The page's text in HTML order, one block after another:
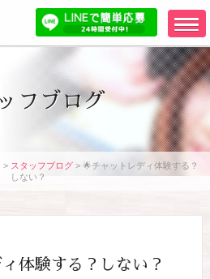
フブログ
> スタッフブログ > 🌟チャットレディ体験する？
しない？
体験する？しない？